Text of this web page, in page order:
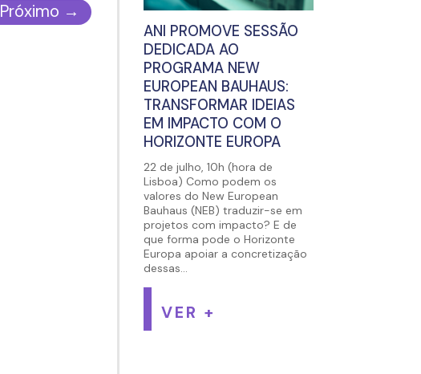
Próximo →
ANI PROMOVE SESSÃO
DEDICADA AO
PROGRAMA NEW
EUROPEAN BAUHAUS:
TRANSFORMAR IDEIAS
EM IMPACTO COM O
HORIZONTE EUROPA
22 de julho, 10h (hora de
Lisboa) Como podem os
valores do New European
Bauhaus (NEB) traduzir-se em
projetos com impacto? E de
que forma pode o Horizonte
Europa apoiar a concretização
dessas...
VER +